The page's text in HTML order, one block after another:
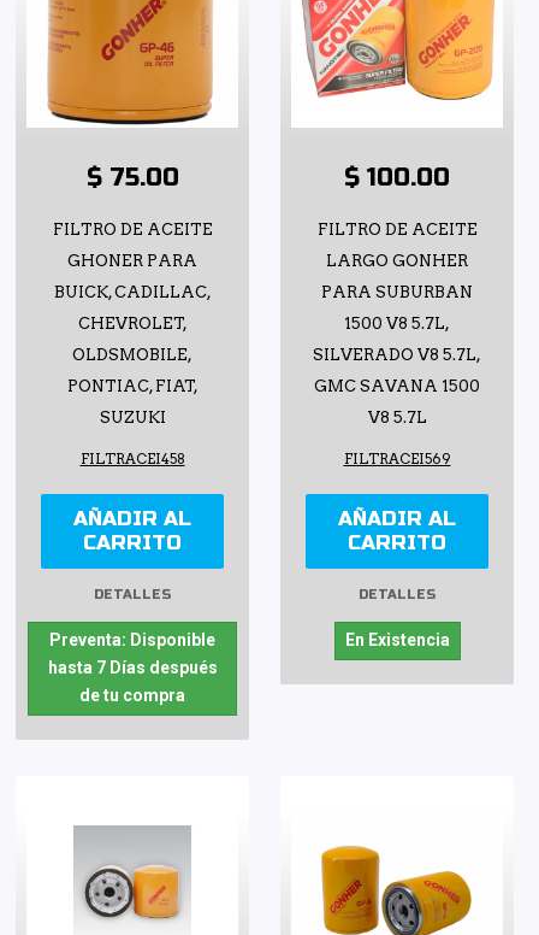
$ 75.00
FILTRO DE ACEITE
GHONER PARA
BUICK, CADILLAC,
CHEVROLET,
OLDSMOBILE,
PONTIAC, FIAT,
SUZUKI
FILTRACEI458
AÑADIR AL
CARRITO
DETALLES
Preventa: Disponible
hasta 7 Días después
de tu compra
$ 100.00
FILTRO DE ACEITE
LARGO GONHER
PARA SUBURBAN
1500 V8 5.7L,
SILVERADO V8 5.7L,
GMC SAVANA 1500
V8 5.7L
FILTRACEI569
AÑADIR AL
CARRITO
DETALLES
En Existencia